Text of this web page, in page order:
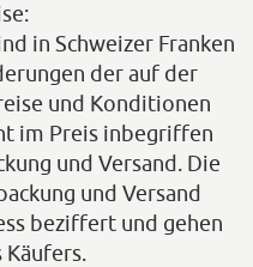
in Schweizer Franken
der auf der
und Konditionen
im Preis inbegriffen
und Versand. Die
und Versand
beziffert und gehen
Käufers.